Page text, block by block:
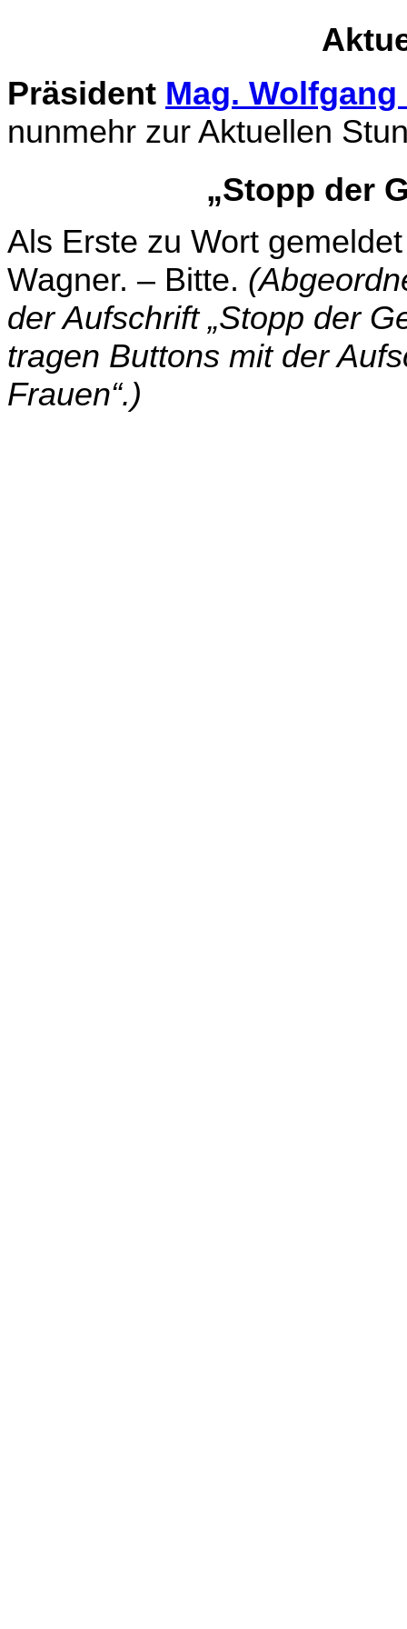
Präsident Mag.
nunmehr zur Aktuellen
„Stopp der
Als Erste zu Wort
Wagner. – Bitte.
der Aufschrift „Stopp der
tragen Buttons mit der
Frauen“.)